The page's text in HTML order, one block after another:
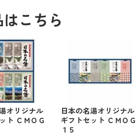
こちら
オリジナル
ト ＣＭＯＧ
日本の名湯オリジナル
ギフトセット ＣＭＯＧ
１５